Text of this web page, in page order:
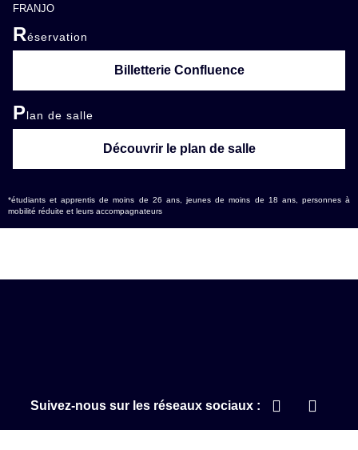
FRANJO
Réservation
Billetterie Confluence
Plan de salle
Découvrir le plan de salle
*étudiants et apprentis de moins de 26 ans, jeunes de moins de 18 ans, personnes à
mobilité réduite et leurs accompagnateurs
Suivez-nous sur les réseaux sociaux :